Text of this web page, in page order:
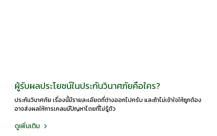
ผู้รับผลประโยชน์ในประกันวินาศภัยคือใคร?
ประกันวินาศภัย เรื่องนี้มีรายละเอียดที่ต่างออกไปครับ และถ้าไม่เข้าใจให้ถูกต้อง
อาจส่งผลให้การเคลมมีปัญหาโดยที่ไม่รู้ตัว
ดูเพิ่มเติม